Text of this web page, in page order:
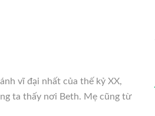
vĩ đại nhất của thế kỷ XX,
ta thấy nơi Beth. Mẹ cũng từ